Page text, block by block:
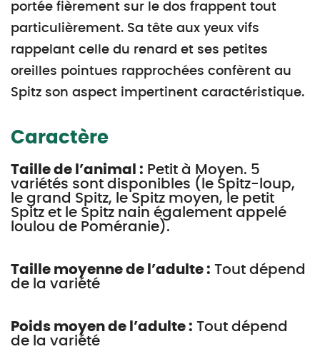
portée fièrement sur le dos frappent tout
particulièrement. Sa tête aux yeux vifs
rappelant celle du renard et ses petites
oreilles pointues rapprochées confèrent au
Spitz son aspect impertinent caractéristique.
Caractère
Taille de l’animal : Petit à Moyen. 5
variétés sont disponibles (le Spitz-loup,
le grand Spitz, le Spitz moyen, le petit
Spitz et le Spitz nain également appelé
loulou de Poméranie).
Taille moyenne de l’adulte : Tout dépend
de la variété
Poids moyen de l’adulte : Tout dépend
de la variété